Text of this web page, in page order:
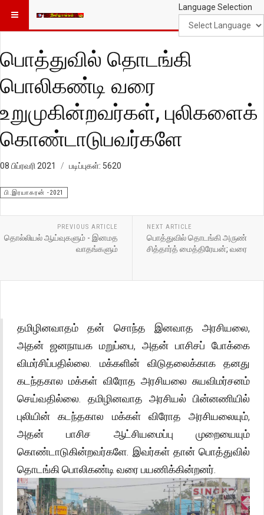
Language Selection
பொத்துவில் தொடங்கி
பொலிகண்டி வரை
உறுமுகின்றவர்கள், புலிகளைக்
கொண்டாடுபவர்களே
08 பிப்ரவரி 2021 படிப்புகள்: 5620
பி.இரயாகரன் -2021
PREVIOUS ARTICLE
தொல்லியல் ஆய்வுகளும் - இனமத
வாதங்களும்
NEXT ARTICLE
பொத்துவில் தொடங்கி அருண்
சித்தார்த் மைத்திரேயன்; வரை
தமிழினவாதம் தன் சொந்த இனவாத அரசியலை,
அதன் ஜனநாயக மறுப்பை, அதன் பாசிசப் போக்கை
விமர்சிப்பதில்லை. மக்களின் விடுதலைக்காக தனது
கடந்தகால மக்கள் விரோத அரசியலை சுயவிமர்சனம்
செய்வதில்லை. தமிழினவாத அரசியல் பின்னணியில்
புலியின் கடந்தகால மக்கள் விரோத அரசியலையும்,
அதன் பாசிச ஆட்சியமைப்பு முறையையும்
கொண்டாடுகின்றவர்களே. இவர்கள் தான் பொத்துவில்
தொடங்கி பொலிகண்டி வரை பயணிக்கின்றனர்.